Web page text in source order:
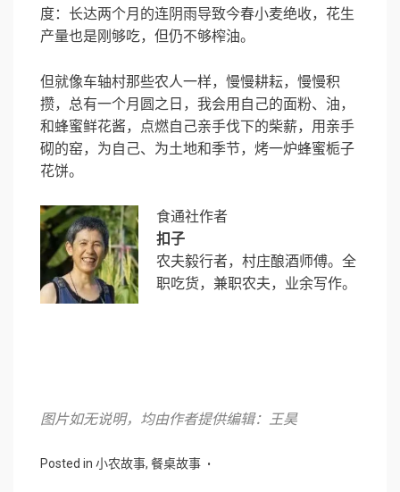
度：长达两个月的连阴雨导致今春小麦绝收，花生
产量也是刚够吃，但仍不够榨油。
但就像车轴村那些农人一样，慢慢耕耘，慢慢积
攒，总有一个月圆之日，我会用自己的面粉、油，
和蜂蜜鲜花酱，点燃自己亲手伐下的柴薪，用亲手
砌的窑，为自己、为土地和季节，烤一炉蜂蜜栀子
花饼。
食通社作者
扣子
农夫毅行者，村庄酿酒师傅。全
职吃货，兼职农夫，业余写作。
图片如无说明，均由作者提供编辑：王昊
Posted in 小农故事, 餐桌故事